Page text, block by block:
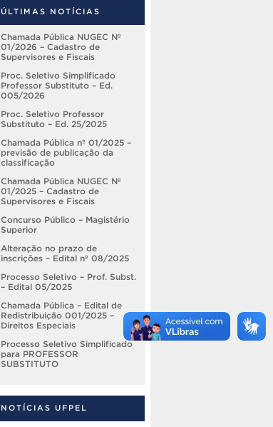
ÚLTIMAS NOTÍCIAS
Chamada Pública NUGEC Nº
01/2026 – Cadastro de
Supervisores e Fiscais
Proc. Seletivo Simplificado
Professor Substituto – Ed.
005/2026
Proc. Seletivo Professor
Substituto – Ed. 25/2025
Chamada Pública nº 01/2025 –
previsão de publicação da
classificação
Chamada Pública NUGEC Nº
01/2025 – Cadastro de
Supervisores e Fiscais
Concurso Público – Magistério
Superior
Alteração no prazo de
inscrições – Edital nº 08/2025
Processo Seletivo – Prof. Subst.
– Edital 05/2025
Chamada Pública – Edital de
Redistribuição 001/2025 –
Direitos Especiais
Processo Seletivo Simplificado
para PROFESSOR
SUBSTITUTO
NOTÍCIAS UFPEL